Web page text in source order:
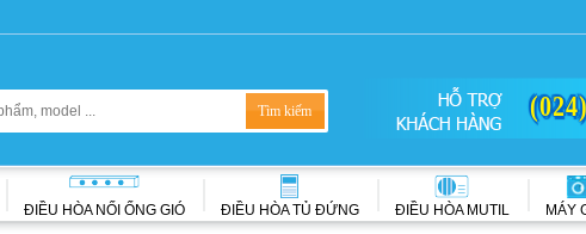
ĐIỀU HÒA NỐI ỐNG GIÓ ĐIỀU HÒA TỦ ĐỨNG ĐIỀU HÒA MUTIL MÁY